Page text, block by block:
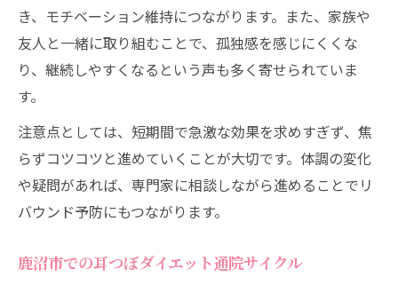
き、モチベーション維持につながります。また、家族や
友人と一緒に取り組むことで、孤独感を感じにくくな
り、継続しやすくなるという声も多く寄せられていま
す。
注意点としては、短期間で急激な効果を求めすぎず、焦
らずコツコツと進めていくことが大切です。体調の変化
や疑問があれば、専門家に相談しながら進めることでリ
バウンド予防にもつながります。
鹿沼市での耳つぼダイエット通院サイクル